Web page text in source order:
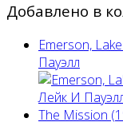
Добавлено в
Emerson,
Пауэлл
The Mission